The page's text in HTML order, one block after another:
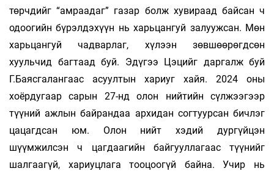
төрчдийг “амраадаг” газар болж хувираад байсан ч
одоогийн бүрэлдэхүүн нь харьцангуй залуужсан. Мөн
харьцангуй чадварлаг, хүлээн зөвшөөрөгдсөн
хуульчид багтаад буй. Эдүгээ Цэцийг даргалж буй
Г.Баясгалангаас асуултын хариуг хайя. 2024 оны
хоёрдугаар сарын 27-нд олон нийтийн сүлжээгээр
түүний ажлын байрандаа архидан согтуурсан бичлэг
цацагдсан юм. Олон нийт хэдий дургүйцэн
шүүмжилсэн ч цагдаагийн байгууллагаас түүнийг
шалгаагүй, хариуцлага тооцоогүй байна. Учир нь